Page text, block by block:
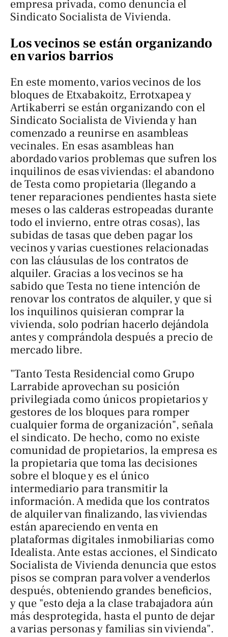
empresa privada, como denuncia el
Sindicato Socialista de Vivienda.
Los vecinos se están organizando
en varios barrios
En este momento, varios vecinos de los
bloques de Etxabakoitz, Errotxapea y
Artikaberri se están organizando con el
Sindicato Socialista de Vivienda y han
comenzado a reunirse en asambleas
vecinales. En esas asambleas han
abordado varios problemas que sufren los
inquilinos de esas viviendas: el abandono
de Testa como propietaria (llegando a
tener reparaciones pendientes hasta siete
meses o las calderas estropeadas durante
todo el invierno, entre otras cosas), las
subidas de tasas que deben pagar los
vecinos y varias cuestiones relacionadas
con las cláusulas de los contratos de
alquiler. Gracias a los vecinos se ha
sabido que Testa no tiene intención de
renovar los contratos de alquiler, y que si
los inquilinos quisieran comprar la
vivienda, solo podrían hacerlo dejándola
antes y comprándola después a precio de
mercado libre.
"Tanto Testa Residencial como Grupo
Larrabide aprovechan su posición
privilegiada como únicos propietarios y
gestores de los bloques para romper
cualquier forma de organización", señala
el sindicato. De hecho, como no existe
comunidad de propietarios, la empresa es
la propietaria que toma las decisiones
sobre el bloque y es el único
intermediario para transmitir la
información. A medida que los contratos
de alquiler van finalizando, las viviendas
están apareciendo en venta en
plataformas digitales inmobiliarias como
Idealista. Ante estas acciones, el Sindicato
Socialista de Vivienda denuncia que estos
pisos se compran para volver a venderlos
después, obteniendo grandes beneficios,
y que "esto deja a la clase trabajadora aún
más desprotegida, hasta el punto de dejar
a varias personas y familias sin vivienda".